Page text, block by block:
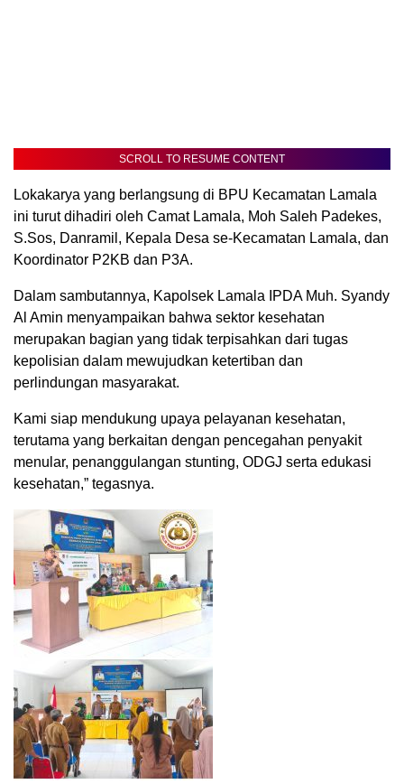
SCROLL TO RESUME CONTENT
Lokakarya yang berlangsung di BPU Kecamatan Lamala
ini turut dihadiri oleh Camat Lamala, Moh Saleh Padekes,
S.Sos, Danramil, Kepala Desa se-Kecamatan Lamala, dan
Koordinator P2KB dan P3A.
Dalam sambutannya, Kapolsek Lamala IPDA Muh. Syandy
Al Amin menyampaikan bahwa sektor kesehatan
merupakan bagian yang tidak terpisahkan dari tugas
kepolisian dalam mewujudkan ketertiban dan
perlindungan masyarakat.
Kami siap mendukung upaya pelayanan kesehatan,
terutama yang berkaitan dengan pencegahan penyakit
menular, penanggulangan stunting, ODGJ serta edukasi
kesehatan,” tegasnya.